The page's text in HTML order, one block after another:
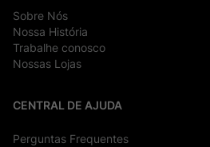
Sobre Nós
Nossa História
Trabalhe conosco
Nossas Lojas
CENTRAL DE AJUDA
Perguntas Frequentes